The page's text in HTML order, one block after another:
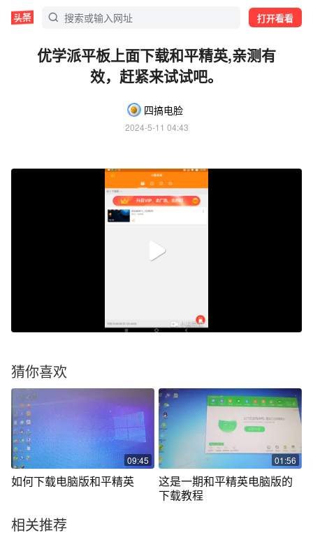
打开看看
优学派平板上面下载和平精英,亲测有
效，赶紧来试试吧。
四搞电脸
2024-5-11 04:43
猜你喜欢
09:45
如何下载电脑版和平精英
01:56
这是一期和平精英电脑版的
下载教程
相关推荐